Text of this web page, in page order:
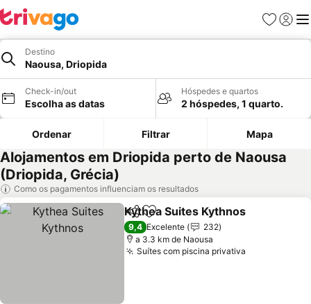
Favoritos
Iniciar
Destino
Naousa, Driopida
Check-in/out
Escolha as datas
Hóspedes e quartos
2 hóspedes, 1 quarto.
Ordenar Filtrar Mapa
Alojamentos em Driopida perto de Naousa
(Driopida, Grécia)
Como os pagamentos influenciam os resultados
PartilharAdicionar aos favoritos
Kythea Suites Kythnos
9,4 Excelente
232
a 3.3 km de Naousa
Suítes com piscina privativa